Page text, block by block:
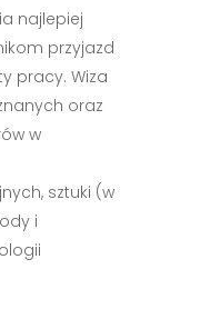
najlepiej
przyjazd
pracy. Wiza
oraz
w
sztuki (w
i